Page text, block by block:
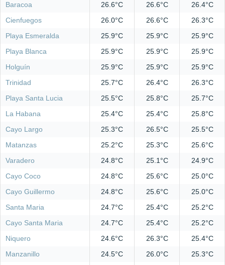
Baracoa
26.6°C 26.6°C
26.4°C
Cienfuegos
26.0°C 26.6°C
26.3°C
Playa Esmeralda
25.9°C 25.9°C
25.9°C
Playa Blanca
25.9°C 25.9°C
25.9°C
Holguín
25.9°C 25.9°C
25.9°C
Trinidad
25.7°C 26.4°C
26.3°C
Playa Santa Lucia
25.5°C 25.8°C
25.7°C
La Habana
25.4°C 25.4°C
25.8°C
Cayo Largo
25.3°C 26.5°C
25.5°C
Matanzas
25.2°C 25.3°C
25.6°C
Varadero
24.8°C 25.1°C
24.9°C
Cayo Coco
24.8°C 25.6°C
25.0°C
Cayo Guillermo
24.8°C 25.6°C
25.0°C
Santa Maria
24.7°C 25.4°C
25.2°C
Cayo Santa Maria
24.7°C 25.4°C
25.2°C
Niquero
24.6°C 26.3°C
25.4°C
Manzanillo
24.5°C 26.0°C
25.3°C